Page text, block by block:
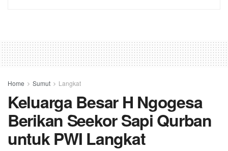
Home Sumut Langkat
Keluarga Besar H Ngogesa
Berikan Seekor Sapi Qurban
untuk PWI Langkat